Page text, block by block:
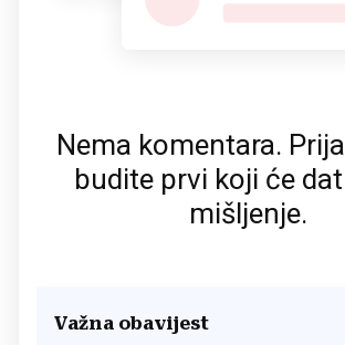
Nema komentara.
budite prvi koji će
mišljenje.
Važna obavijest